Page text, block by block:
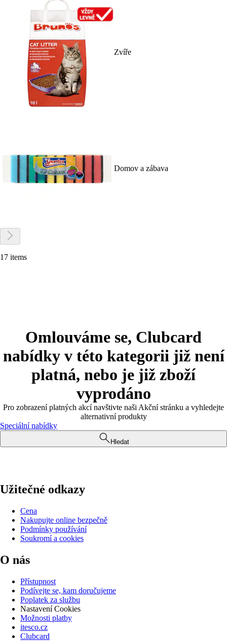
Zvíře
Domov a zábava
17 items
Omlouváme se, Clubcard
nabídky v této kategorii již není
platná, nebo je již zboží
vyprodáno
Pro zobrazení platných akcí navštivte naši Akční stránku a vyhledejte
alternativní produkty
Speciální nabídky
Hledat
Užitečné odkazy
Cena
Nakupujte online bezpečně
Podmínky používání
Soukromí a cookies
O nás
Přístupnost
Podívejte se, kam doručujeme
Poplatek za službu
Nastavení Cookies
Možnosti platby
itesco.cz
Clubcard